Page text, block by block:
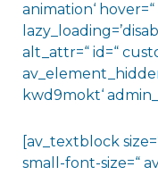
animation‘
alt_attr=“ id=“
kwd9mokt‘
[av_textblock
small-font-size=“